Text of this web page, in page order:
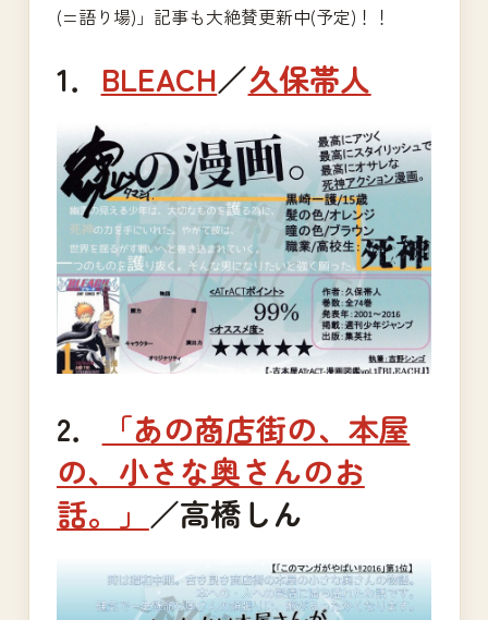
(=語り場)」記事も大絶賛更新中(予定)！！
1． BLEACH／久保帯人
2．
「あの商店街の、本屋
の、小さな奥さんのお
話。」 ／高橋しん